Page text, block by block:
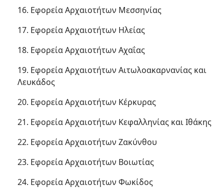
16. Εφορεία Αρχαιοτήτων Μεσσηνίας
17. Εφορεία Αρχαιοτήτων Ηλείας
18. Εφορεία Αρχαιοτήτων Αχαΐας
19. Εφορεία Αρχαιοτήτων Αιτωλοακαρνανίας και
Λευκάδος
20. Εφορεία Αρχαιοτήτων Κέρκυρας
21. Εφορεία Αρχαιοτήτων Κεφαλληνίας και Ιθάκης
22. Εφορεία Αρχαιοτήτων Ζακύνθου
23. Εφορεία Αρχαιοτήτων Βοιωτίας
24. Εφορεία Αρχαιοτήτων Φωκίδος